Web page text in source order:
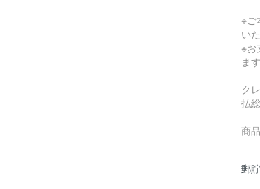
※ご
い
※お
ます
ク
払
商
郵